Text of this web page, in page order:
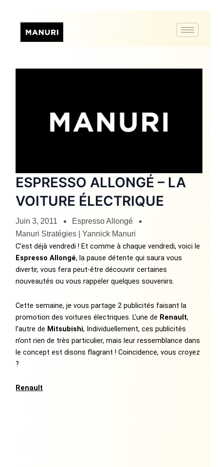
ESPRESSO ALLONGÉ – LA
VOITURE ÉLECTRIQUE
Juin 3, 2011
Espresso Allongé
Manuri Stratégies | Yannick Manuri
C’est déjà vendredi ! Et comme à chaque vendredi, voici le
Espresso Allongé, la pause détente qui saura vous
divertir, vous fera peut-être découvrir certaines
nouveautés ou vous rappeler quelques souvenirs.
Cette semaine, je vous partage 2 publicités faisant la
promotion des voitures électriques. L’une de Renault,
l’autre de Mitsubishi, Individuellement, ces publicités
n’ont rien de très particulier, mais leur ressemblance dans
le concept est disons flagrant ! Coincidence, vous croyez
?
Renault